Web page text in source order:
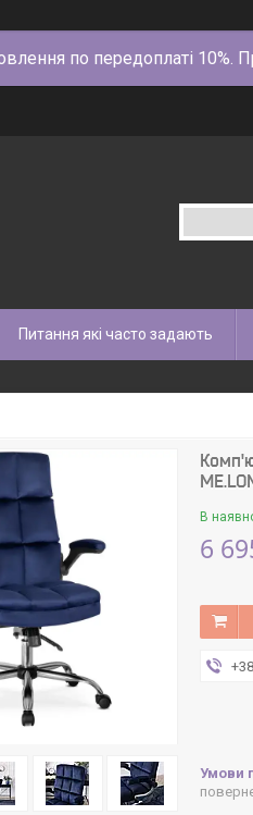
по передоплаті
Питання які часто задають
В
6